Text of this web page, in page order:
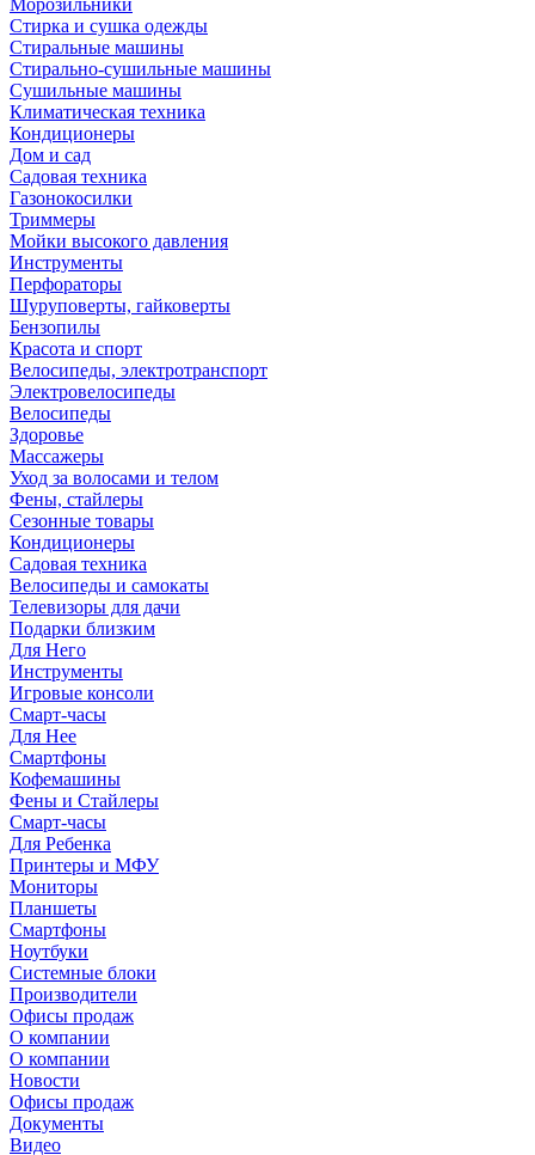
Морозильники
Стирка и сушка одежды
Стиральные машины
Стирально-сушильные машины
Сушильные машины
Климатическая техника
Кондиционеры
Дом и сад
Садовая техника
Газонокосилки
Триммеры
Мойки высокого давления
Инструменты
Перфораторы
Шуруповерты, гайковерты
Бензопилы
Красота и спорт
Велосипеды, электротранспорт
Электровелосипеды
Велосипеды
Здоровье
Массажеры
Уход за волосами и телом
Фены, стайлеры
Сезонные товары
Кондиционеры
Садовая техника
Велосипеды и самокаты
Телевизоры для дачи
Подарки близким
Для Него
Инструменты
Игровые консоли
Смарт-часы
Для Нее
Смартфоны
Кофемашины
Фены и Стайлеры
Смарт-часы
Для Ребенка
Принтеры и МФУ
Мониторы
Планшеты
Смартфоны
Ноутбуки
Системные блоки
Производители
Офисы продаж
О компании
О компании
Новости
Офисы продаж
Документы
Видео